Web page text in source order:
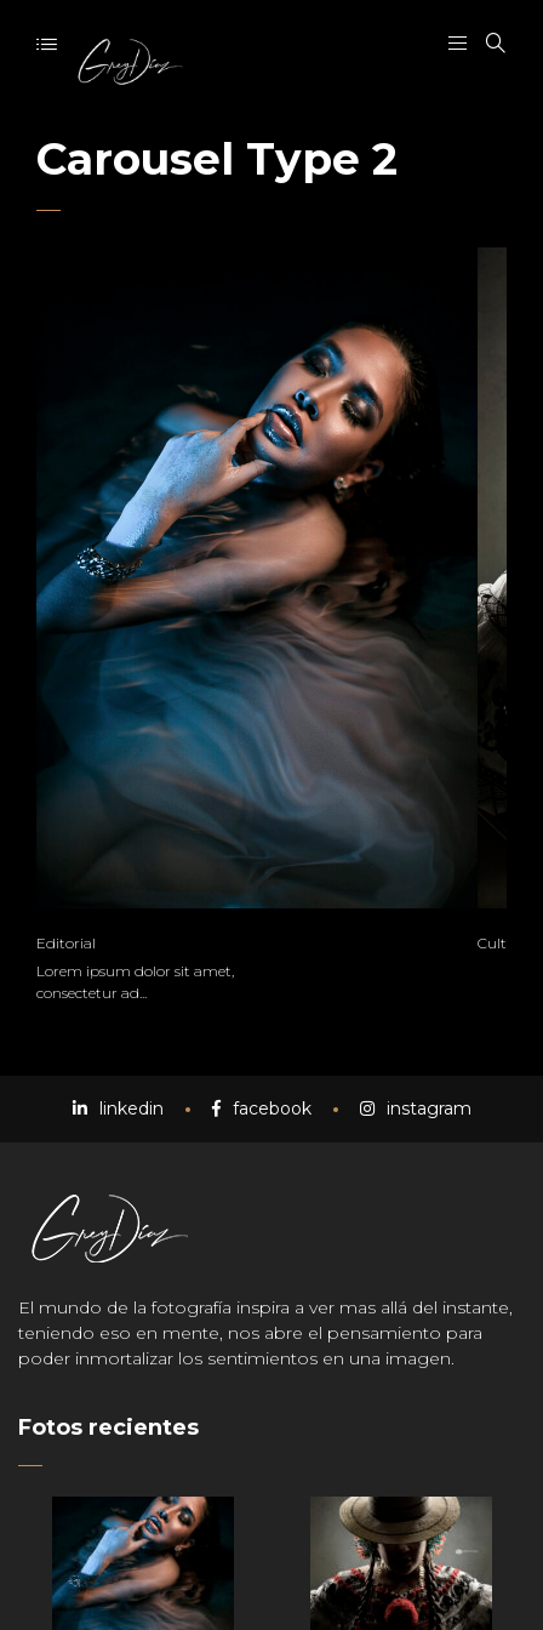
Carousel Type 2
Editorial
Lorem ipsum dolor sit amet,
consectetur ad...
Cultura
linkedin facebook instagram
El mundo de la fotografía inspira a ver mas allá del instante,
teniendo eso en mente, nos abre el pensamiento para
poder inmortalizar los sentimientos en una imagen.
Fotos recientes